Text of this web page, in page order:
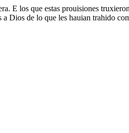
E los que estas prouisiones
Dios de lo que les hauian trahido